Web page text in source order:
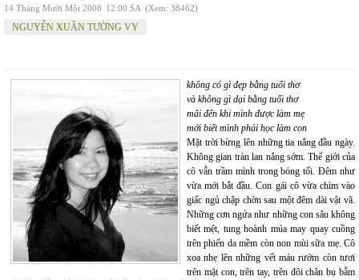
14 Tháng Mười Một 2008 12:00 SA (Xem: 38462)
NGUYỄN XUÂN TƯỜNG VY
không có gì đẹp bằng tuổi thơ
và không gì dại bằng tuổi thơ
mãi đến khi mình được làm mẹ
mới biết mình phải học làm con
Mặt trời bừng lên những tia nắng đầu ngày.
Không gian tràn lan nắng sớm. Thế giới của
cô vẫn trầm mình trong bóng tối. Đêm như
vừa mới bắt đầu. Con gái cô vừa chìm vào
giấc ngủ chập chờn sau một đêm dài vật vã.
Những cơn ngứa như những con sâu không
biết mệt, tung hoành múa may quay cuồng
trên phiến da mềm còn non mùi sữa mẹ. Cô
xoa nhẹ lên những vết máu rướm còn tươi
trên mặt con, trên tay, trên đôi chân bụ bẫm